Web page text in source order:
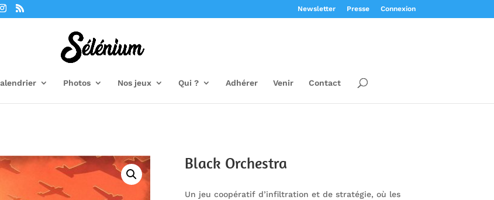
Newsletter Presse Connexion
Photos Nos jeux Qui ? Adhérer Venir Contact
Black Orchestra
Un jeu coopératif d’infiltration et de stratégie, où les